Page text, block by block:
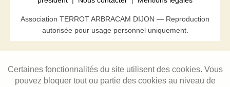
Association TERROT ARBRACAM DIJON — Reproduction
autorisée pour usage personnel uniquement.
Certaines fonctionnalités du site utilisent des cookies. Vous
pouvez bloquer tout ou partie des cookies au niveau de